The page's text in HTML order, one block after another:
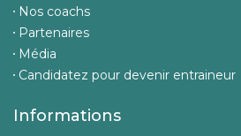
Nos coachs
Partenaires
Média
Candidatez pour devenir entraineur
Informations